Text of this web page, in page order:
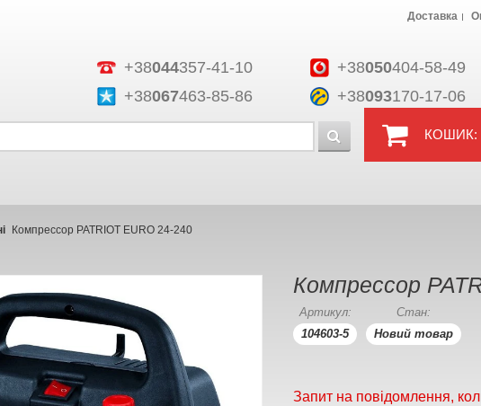
+38044357-41-10 +38050404-58-49
+38067463-85-86 +38093170-17-06
Доставка
КОШИК:
Компрессор PATRIOT EURO 24-240
Компрессор
Артикул:
104603-5
Стан:
Новий товар
Запит на повідомлення,